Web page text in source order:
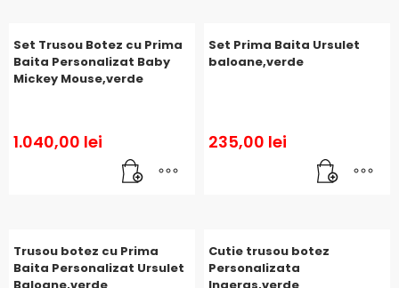
Set Trusou Botez cu Prima
Baita Personalizat Baby
Mickey Mouse,verde
1.040,00 lei
Set Prima Baita Ursulet
baloane,verde
235,00 lei
Trusou botez cu Prima
Baita Personalizat Ursulet
Cutie trusou botez
Personalizata